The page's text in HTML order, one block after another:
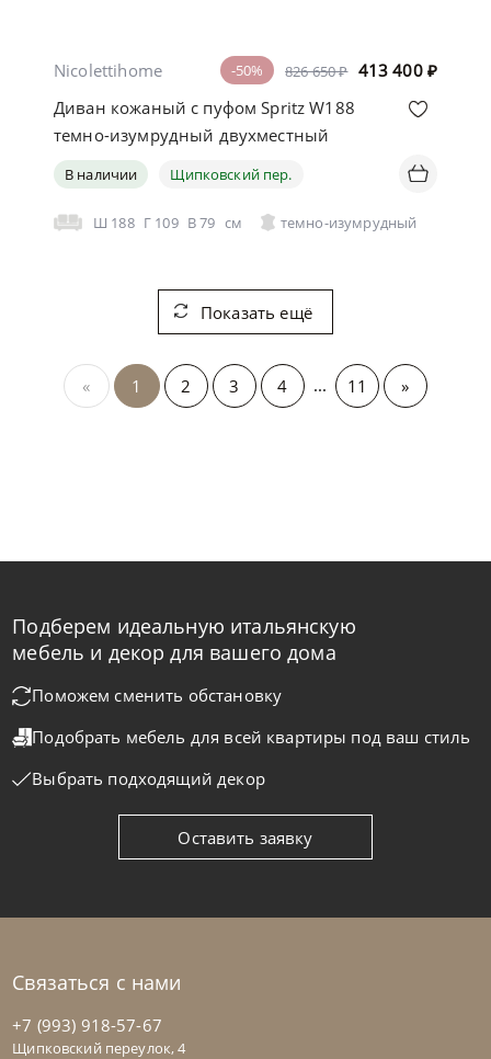
826 650 ₽ 413 400 ₽
-50%
Nicolettihome
Диван кожаный с пуфом Spritz W188
темно-изумрудный двухместный
В наличии Щипковский пер.
Ш 188 Г 109 В79 см темно-изумрудный
Показать ещё
« 1 2 3 4 ... 11 »
Подберем идеальную итальянскую
мебель и декор для вашего дома
Поможем сменить обстановку
Подобрать мебель для всей квартиры под ваш стиль
Выбрать подходящий декор
Оставить заявку
Связаться с нами
+7 (993) 918-57-67
Щипковский переулок, 4